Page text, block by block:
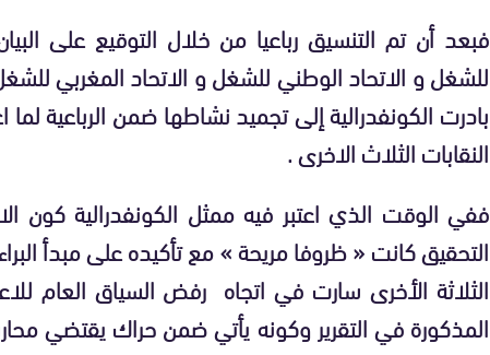
فبعد أن تم التنسيق رباعيا من خلال التوقيع على
للشغل والاتحاد الوطني للشغل و الاتحاد المغربي
بادرت الكونفدرالية إلى تجميد نشاطها ضمن الرباعية
النقابات الثلاث الاخرى .
ففي الوقت الذي اعتبر فيه ممثل الكونفدرالية
التحقيق كانت « ظروفا مريحة » مع تأكيده على مبدأ
الثلاثة الأخرى سارت في اتجاه رفض السياق العام
المذكورة في التقرير وكونه يأتي ضمن حراك يقتضي